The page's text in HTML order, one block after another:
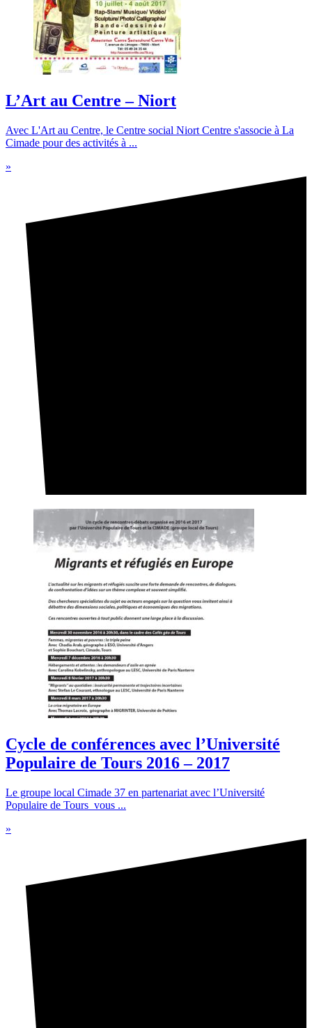
L’Art au Centre – Niort
Avec L'Art au Centre, le Centre social Niort Centre s'associe à La
Cimade pour des activités à ...
»
Cycle de conférences avec l’Université
Populaire de Tours 2016 – 2017
Le groupe local Cimade 37 en partenariat avec l’Université
Populaire de Tours vous ...
»